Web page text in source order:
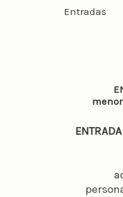
Entradas